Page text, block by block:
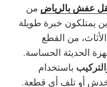
عفش بالرياض من
يمتلكون خبرة طويلة
من القطع
الحديثة الحساسة.
باستخدام
أو تلف أي قطعة.